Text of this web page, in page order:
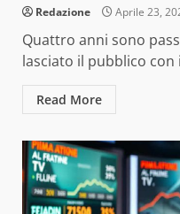
Redazione Aprile 23,
Quattro anni sono
lasciato il pubblico con
Read More